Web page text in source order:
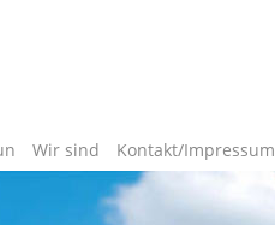
Wir sind Kontakt/Impressum